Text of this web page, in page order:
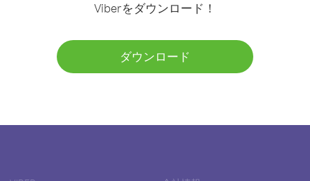
Viberをダウンロード！
ダウンロード